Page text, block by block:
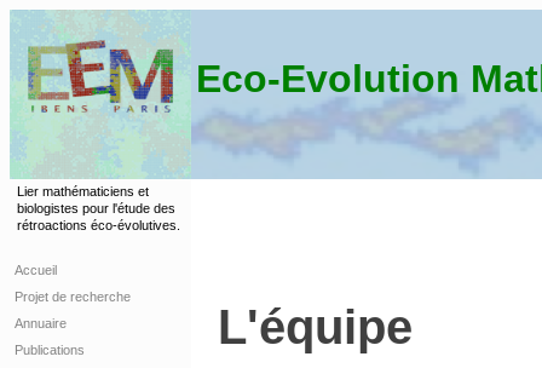
Eco-Evolution
Lier mathématiciens et
biologistes pour l'étude des
rétroactions éco-évolutives.
Accueil
Projet de recherche
Annuaire
Publications
L'équipe